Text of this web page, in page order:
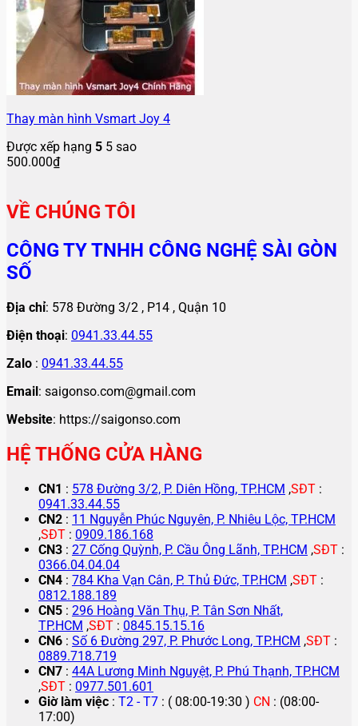
Thay màn hình Vsmart Joy 4
Được xếp hạng 5 5 sao
500.000₫
VỀ CHÚNG TÔI
CÔNG TY TNHH CÔNG NGHỆ SÀI GÒN
SỐ
Địa chỉ: 578 Đường 3/2 , P14 , Quận 10
Điện thoại: 0941.33.44.55
Zalo : 0941.33.44.55
Email : saigonso.com@gmail.com
Website: https://saigonso.com
HỆ THỐNG CỬA HÀNG
CN1 : 578 Đường 3/2, P. Diên Hồng, TP.HCM ,SĐT :
0941.33.44.55
CN2 : 11 Nguyễn Phúc Nguyên, P. Nhiêu Lộc, TP.HCM
,SĐT : 0909.186.168
CN3 : 27 Cống Quỳnh, P. Cầu Ông Lãnh, TP.HCM ,SĐT :
0366.04.04.04
CN4 : 784 Kha Vạn Cân, P. Thủ Đức, TP.HCM ,SĐT :
0812.188.189
CN5 : 296 Hoàng Văn Thụ, P. Tân Sơn Nhất,
TP.HCM ,SĐT : 0845.15.15.16
CN6 : Số 6 Đường 297, P. Phước Long, TP.HCM ,SĐT :
0889.718.719
CN7 : 44A Lương Minh Nguyệt, P. Phú Thạnh, TP.HCM
,SĐT : 0977.501.601
Giờ làm việc : T2 - T7 : ( 08:00-19:30 ) CN : (08:00-
17:00)